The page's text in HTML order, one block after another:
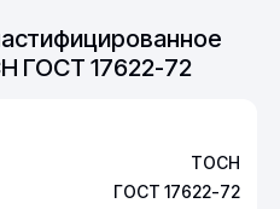
ГОСТ 17622-72
ТОСН
ГОСТ 17622-72